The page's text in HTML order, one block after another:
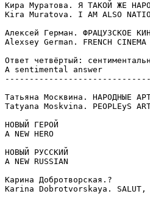
Кира Муратова. Я ТАКОЙ ЖЕ
Kira Muratova. I AM ALSO
Алексей Герман. ФРАЦУЗСКОЕ
Alexsey German. FRENCH CINEMA
Ответ четвёртый:
A sentimental answer
Татьяна Москвина. НАРОДНЫЕ
Tatyana Moskvina. PEOPLEуS
НОВЫЙ ГЕРОЙ
A NEW HERO
НОВЫЙ РУССКИЙ
A NEW RUSSIAN
Карина Добротворская.?
Karina Dobrotvorskaya. SALUT,